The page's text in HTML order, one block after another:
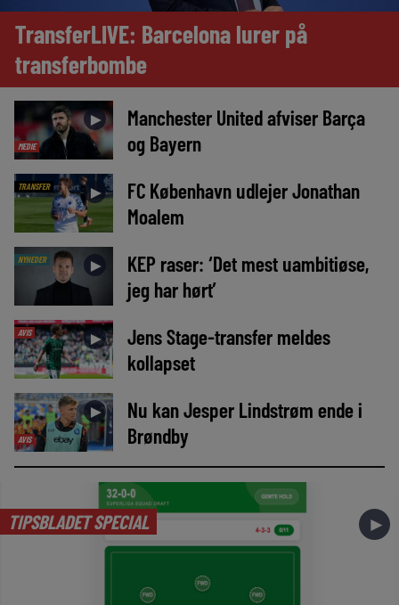
TransferLIVE: Barcelona lurer på
transferbombe
MEDIE
►
Manchester United afviser Barça
og Bayern
TRANSFER ►
FC København udlejer Jonathan
Moalem
NYHEDER ►
KEP raser: ‘Det mest uambitiøse,
jeg har hørt’
AVIS ►
Jens Stage-transfer meldes
kollapset
AVIS
►
Nu kan Jesper Lindstrøm ende i
Brøndby
TIPSBLADET SPECIAL ►